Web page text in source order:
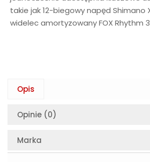
takie jak 12-biegowy napęd Shimano
widelec amortyzowany FOX Rhythm
Opis
Opinie (0)
Marka